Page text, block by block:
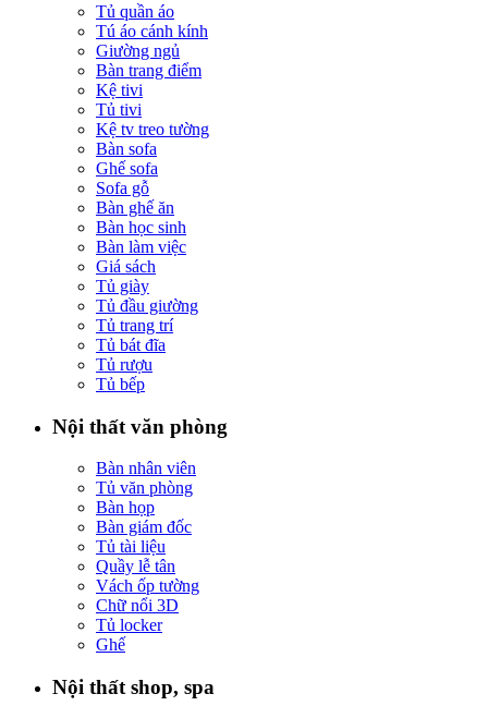
Tủ quần áo
Tú áo cánh kính
Giường ngủ
Bàn trang điểm
Kệ tivi
Tủ tivi
Kệ tv treo tường
Bàn sofa
Ghế sofa
Sofa gỗ
Bàn ghế ăn
Bàn học sinh
Bàn làm việc
Giá sách
Tủ giày
Tủ đầu giường
Tủ trang trí
Tủ bát đĩa
Tủ rượu
Tủ bếp
Nội thất văn phòng
Bàn nhân viên
Tủ văn phòng
Bàn họp
Bàn giám đốc
Tủ tài liệu
Quầy lễ tân
Vách ốp tường
Chữ nổi 3D
Tủ locker
Ghế
Nội thất shop, spa